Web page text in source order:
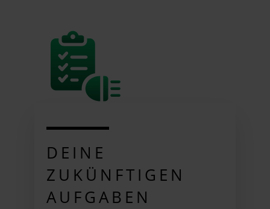
DEINE
ZUKÜNFTIGEN
AUFGABEN